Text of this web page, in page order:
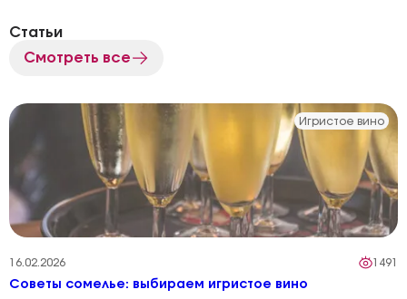
Статьи
Смотреть все
Игристое вино
16.02.2026 1491
Советы сомелье: выбираем игристое вино